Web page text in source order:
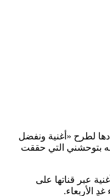
لطرح «أغنية ونفضل
بتوحشني التي حققت
عبر قناتها على